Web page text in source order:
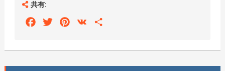
共有:
FacebookTwitterPinterest
VK